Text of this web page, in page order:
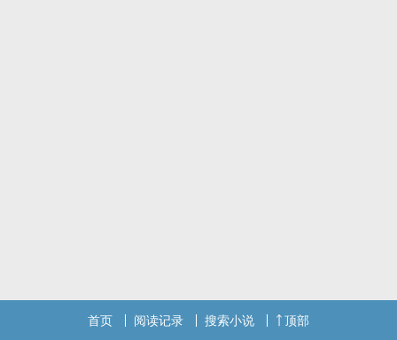
首页 阅读记录 搜索小说 顶部